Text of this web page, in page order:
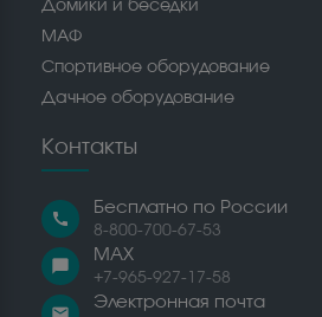
Домики и беседки
МАФ
Спортивное оборудование
Дачное оборудование
Контакты
call
Бесплатно по России
8-800-700-67-53
chat_bubble
MAX
+7-965-927-17-58
email
Электронная почта